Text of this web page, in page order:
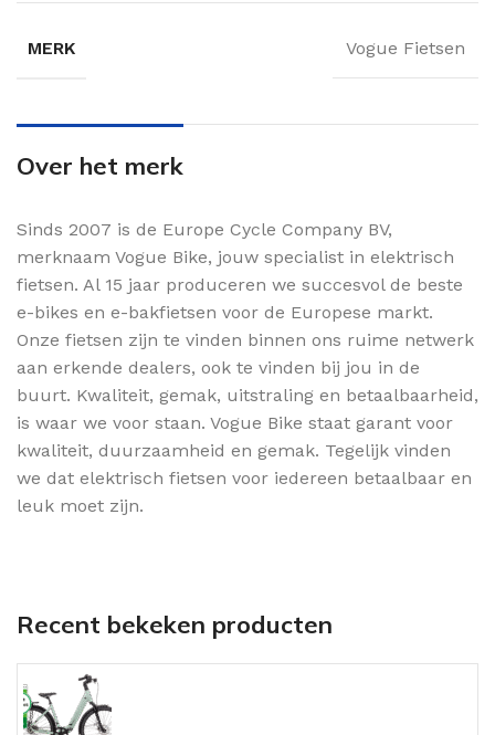
MERK Vogue Fietsen
Over het merk
Sinds 2007 is de Europe Cycle Company BV,
merknaam Vogue Bike, jouw specialist in elektrisch
fietsen. Al 15 jaar produceren we succesvol de beste
e-bikes en e-bakfietsen voor de Europese markt.
Onze fietsen zijn te vinden binnen ons ruime netwerk
aan erkende dealers, ook te vinden bij jou in de
buurt. Kwaliteit, gemak, uitstraling en betaalbaarheid,
is waar we voor staan. Vogue Bike staat garant voor
kwaliteit, duurzaamheid en gemak. Tegelijk vinden
we dat elektrisch fietsen voor iedereen betaalbaar en
leuk moet zijn.
Recent bekeken producten